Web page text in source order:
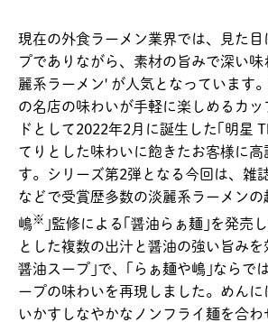
現在の外食ラーメン業界では、見た
プでありながら、素材の旨みで深い
麗系ラーメン' が人気となっています
の名店の味わいが手軽に楽しめるカッ
ドとして2022年2月に誕生した｢明星
てりとした味わいに飽きたお客様に高
す。シリーズ第2弾となる今回は、雑
などで受賞歴多数の淡麗系ラーメンの
嶋※ ｣監修による｢醤油らぁ麺｣を発売
とした複数の出汁と醤油の強い旨み
醤油スープ｣で、｢らぁ麺や嶋｣ならで
ープの味わいを再現しました。めんに
いかすしなやかなノンフライ麺を合わ